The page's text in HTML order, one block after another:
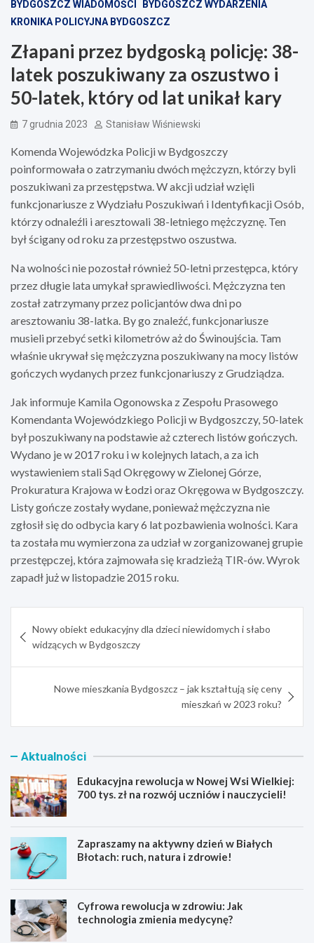
BYDGOSZCZ WIADOMOŚCI
BYDGOSZCZ WYDARZENIA
KRONIKA POLICYJNA BYDGOSZCZ
Złapani przez bydgoską policję: 38-
latek poszukiwany za oszustwo i
50-latek, który od lat unikał kary
7 grudnia 2023 Stanisław Wiśniewski
Komenda Wojewódzka Policji w Bydgoszczy
poinformowała o zatrzymaniu dwóch mężczyzn, którzy byli
poszukiwani za przestępstwa. W akcji udział wzięli
funkcjonariusze z Wydziału Poszukiwań i Identyfikacji Osób,
którzy odnaleźli i aresztowali 38-letniego mężczyznę. Ten
był ścigany od roku za przestępstwo oszustwa.
Na wolności nie pozostał również 50-letni przestępca, który
przez długie lata umykał sprawiedliwości. Mężczyzna ten
został zatrzymany przez policjantów dwa dni po
aresztowaniu 38-latka. By go znaleźć, funkcjonariusze
musieli przebyć setki kilometrów aż do Świnoujścia. Tam
właśnie ukrywał się mężczyzna poszukiwany na mocy listów
gończych wydanych przez funkcjonariuszy z Grudziądza.
Jak informuje Kamila Ogonowska z Zespołu Prasowego
Komendanta Wojewódzkiego Policji w Bydgoszczy, 50-latek
był poszukiwany na podstawie aż czterech listów gończych.
Wydano je w 2017 roku i w kolejnych latach, a za ich
wystawieniem stali Sąd Okręgowy w Zielonej Górze,
Prokuratura Krajowa w Łodzi oraz Okręgowa w Bydgoszczy.
Listy gończe zostały wydane, ponieważ mężczyzna nie
zgłosił się do odbycia kary 6 lat pozbawienia wolności. Kara
ta została mu wymierzona za udział w zorganizowanej grupie
przestępczej, która zajmowała się kradzieżą TIR-ów. Wyrok
zapadł już w listopadzie 2015 roku.
wpisu
Nowy obiekt edukacyjny dla dzieci niewidomych i słabo
widzących w Bydgoszczy
Nowe mieszkania Bydgoszcz – jak kształtują się ceny
mieszkań w 2023 roku?
Aktualności
Edukacyjna rewolucja w Nowej Wsi Wielkiej:
700 tys. zł na rozwój uczniów i nauczycieli!
Zapraszamy na aktywny dzień w Białych
Błotach: ruch, natura i zdrowie!
Cyfrowa rewolucja w zdrowiu: Jak
technologia zmienia medycynę?